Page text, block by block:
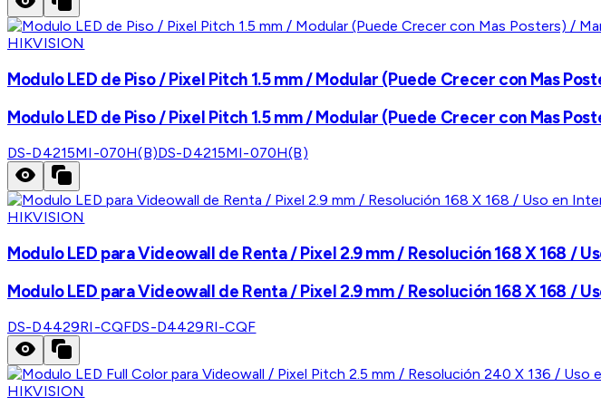
HIKVISION
Modulo LED de Piso / Pixel Pitch 1.5 mm / Modular (Puede Crecer con Mas
Modulo LED de Piso / Pixel Pitch 1.5 mm / Modular (Puede Crecer con Mas
DS-D4215MI-070H(B)DS-D4215MI-070H(B)
HIKVISION
Modulo LED para Videowall de Renta / Pixel 2.9 mm / Resolución 168 X 168 /
Modulo LED para Videowall de Renta / Pixel 2.9 mm / Resolución 168 X 168 /
DS-D4429RI-CQFDS-D4429RI-CQF
HIKVISION